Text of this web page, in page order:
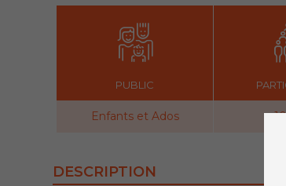
PUBLIC
Enfants et Ados
DESCRIPTION